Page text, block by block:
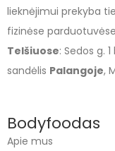
lieknėjimui prekyba
fizinėse parduotuvėse
Telšiuose: Sedos g.
sandėlis Palangoje,
Bodyfoodas
Apie mus